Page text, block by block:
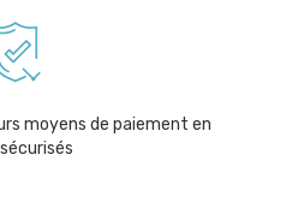
moyens de paiement en